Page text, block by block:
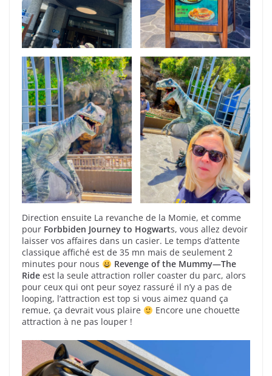
Direction ensuite La revanche de la Momie, et comme
pour Forbbiden Journey to Hogwarts, vous allez devoir
laisser vos affaires dans un casier. Le temps d’attente
classique affiché est de 35 mn mais de seulement 2
minutes pour nous
Revenge of the Mummy—The
Ride est la seule attraction roller coaster du parc, alors
pour ceux qui ont peur soyez rassuré il n’y a pas de
looping, l’attraction est top si vous aimez quand ça
remue, ça devrait vous plaire
Encore une chouette
attraction à ne pas louper !